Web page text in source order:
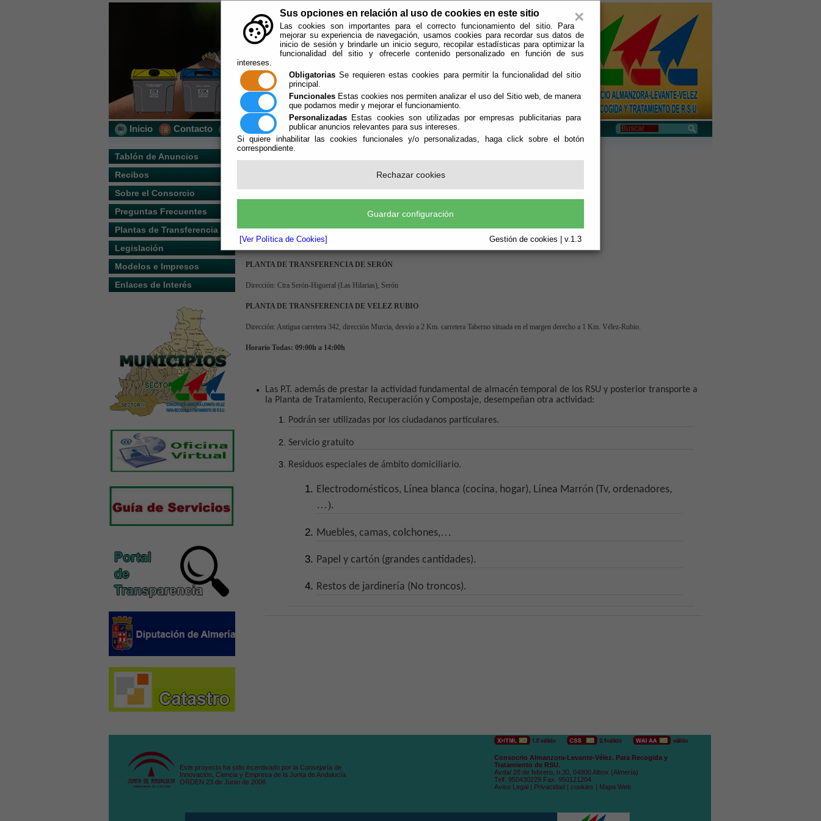
×
Sus opciones en relación al uso de cookies en este sitio
Las cookies son importantes para el correcto funcionamiento del sitio. Para
mejorar su experiencia de navegación, usamos cookies para recordar sus datos de
inicio de sesión y brindarle un inicio seguro, recopilar estadísticas para optimizar la
funcionalidad del sitio y ofrecerle contenido personalizado en función de sus
intereses.
Obligatorias Se requieren estas cookies para permitir la funcionalidad del sitio
principal.
Funcionales Estas cookies nos permiten analizar el uso del Sitio web, de manera
que podamos medir y mejorar el funcionamiento.
Personalizadas Estas cookies son utilizadas por empresas publicitarias para
publicar anuncios relevantes para sus intereses.
Si quiere inhabilitar las cookies funcionales y/o personalizadas, haga click sobre el botón
correspondiente.
Rechazar cookies
Guardar configuración
[Ver Política de Cookies] Gestión de cookies | v.1.3
Inicio Contacto Localización Quién Somos
Tablón de Anuncios
Recibos
Sobre el Consorcio
Preguntas Frecuentes
Plantas de Transferencia
Legislación
Modelos e Impresos
Enlaces de Interés
Usted se encuentra aquí:
Dirección: Ca ñada de Vera, Ctra de Vera-Cuevas del Almanzora
PLANTA DE TRANSFERENCIA DE SERÓN
Dirección: Ctra Serón-Higueral (Las Hilarias), Serón
PLANTA DE TRANSFERENCIA DE VELEZ RUBIO
Dirección: Antígua carretera 342, dirección Murcia, desvío a 2 Km. carretera Taberno situada en el margen derecho a 1 Km. Vélez-Rubio.
Horario Todas: 09:00h a 14:00h
Las P.T. además de prestar la actividad fundamental de almacén temporal de los RSU y posterior transporte a
la Planta de Tratamiento, Recuperación y Compostaje, desempeñan otra actividad:
Podrán ser utilizadas por los ciudadanos particulares.
Servicio gratuito
Residuos especiales deámbito domiciliario.
Electrodomésticos, Línea blanca (cocina, hogar), Línea Marrón (Tv, ordenadores,
…).
Muebles, camas, colchones,…
Papel y cartón (grandes cantidades).
Restos de jardinería (No troncos).
Este proyecto ha sido incentivado por la Consejaría de
Innovación, Ciencia y Empresa de la Junta de Andalucía
ORDEN 23 de Junio de 2008
Consocrio Almanzora-Levante-Vélez. Para Recogida y
Tratamiento de RSU.
Avda/ 28 de febrero, n.30, 04800 Albox (Almería)
Telf. 950430229 Fax. 950121204
Aviso Legal | Privacidad | cookies | Mapa Web